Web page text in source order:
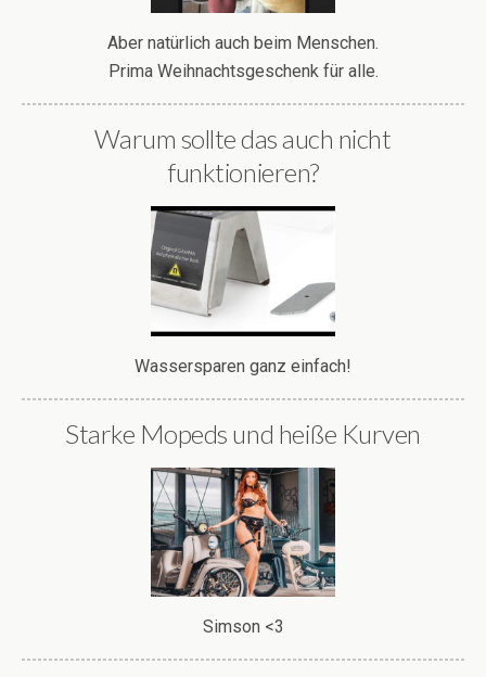
Aber natürlich auch beim Menschen.
Prima Weihnachtsgeschenk für alle.
Warum sollte das auch nicht
funktionieren?
Wassersparen ganz einfach!
Starke Mopeds und heiße Kurven
Simson <3